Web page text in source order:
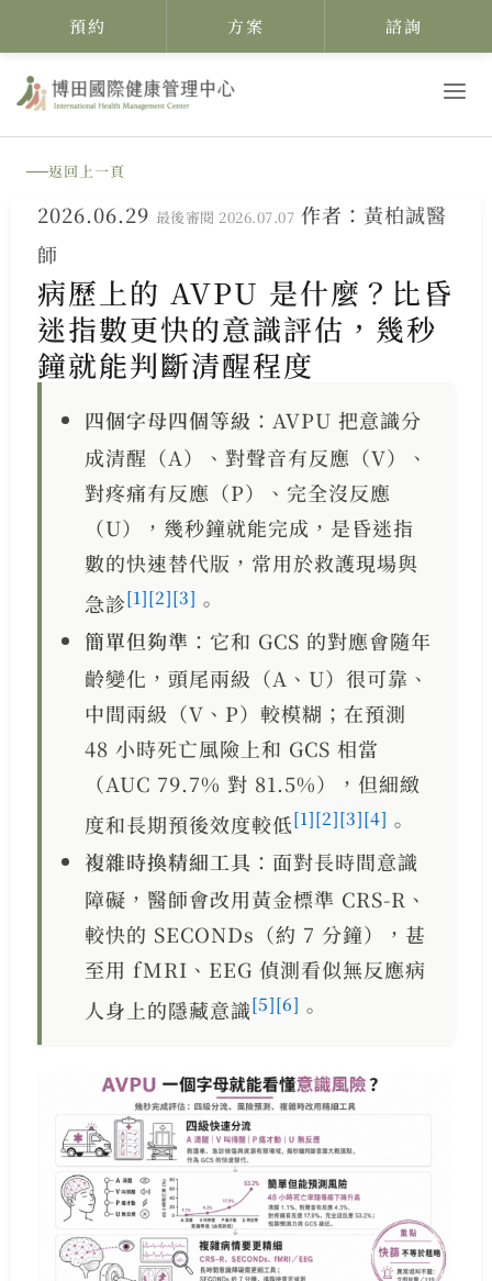
至
主
預約 方案 諮詢
返回上一頁
2026.06.29 最後審閱 2026.07.07 作者： 黃柏誠醫
師
病歷上的 AVPU 是什麼？比昏
迷指數更快的意識評估，幾秒
鐘就能判斷清醒程度
四個字母四個等級 ：AVPU 把意識分
成清醒（A）、對聲音有反應（V）、
對疼痛有反應（P）、完全沒反應
（U），幾秒鐘就能完成，是昏迷指
數的快速替代版，常用於救護現場與
急診[1][2][3] 。
簡單但夠準 ：它和 GCS 的對應會隨年
齡變化，頭尾兩級（A、U）很可靠、
中間兩級（V、P）較模糊；在預測
48 小時死亡風險上和 GCS 相當
（AUC 79.7% 對 81.5%），但細緻
度和長期預後效度較低[1][2][3][4] 。
複雜時換精細工具 ：面對長時間意識
障礙，醫師會改用黃金標準 CRS-R、
較快的 SECONDs（約 7 分鐘），甚
至用 fMRI、EEG 偵測看似無反應病
人身上的隱藏意識[5][6] 。